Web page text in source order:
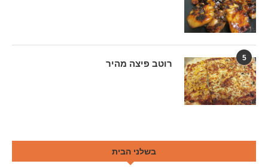
5
רוטב פיצה מהיר
בשלני הבית